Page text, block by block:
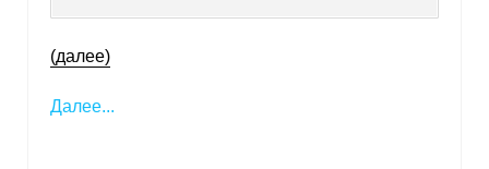
(далее)
Далее...